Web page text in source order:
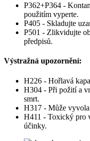
P362+P364 -
použitím vyperte.
P405 - Skladujte
P501 - Zlikvidujte
předpisů.
Výstražná upozornění:
H226 - Hořlavá
H304 - Při požití a
smrt.
H317 - Může
H411 - Toxický pro
účinky.